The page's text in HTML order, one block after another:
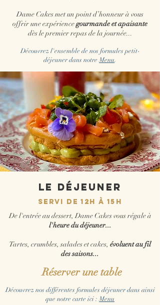
Dame Cakes met un point d’honneur à vous
offrir une expériencegourmande et apaisante
dès le premier repas de la journée...
Découvrez l'ensemble de nos formules petit-
déjeuner dans notreMenu.
le DÉJEUNER
SERVI de 12h à 15h
De l'entrée au dessert, Dame Cakes vous régale à
l'heure du déjeuner...
Tartes, crumbles, salades et cakes, évoluent au fil
des saisons...
Réserver une table
Découvrez nos différentes formules déjeuner dans ainsi
que notre carte ici :Menu